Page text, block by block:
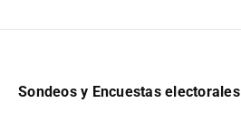
Sondeos y Encuestas electorales